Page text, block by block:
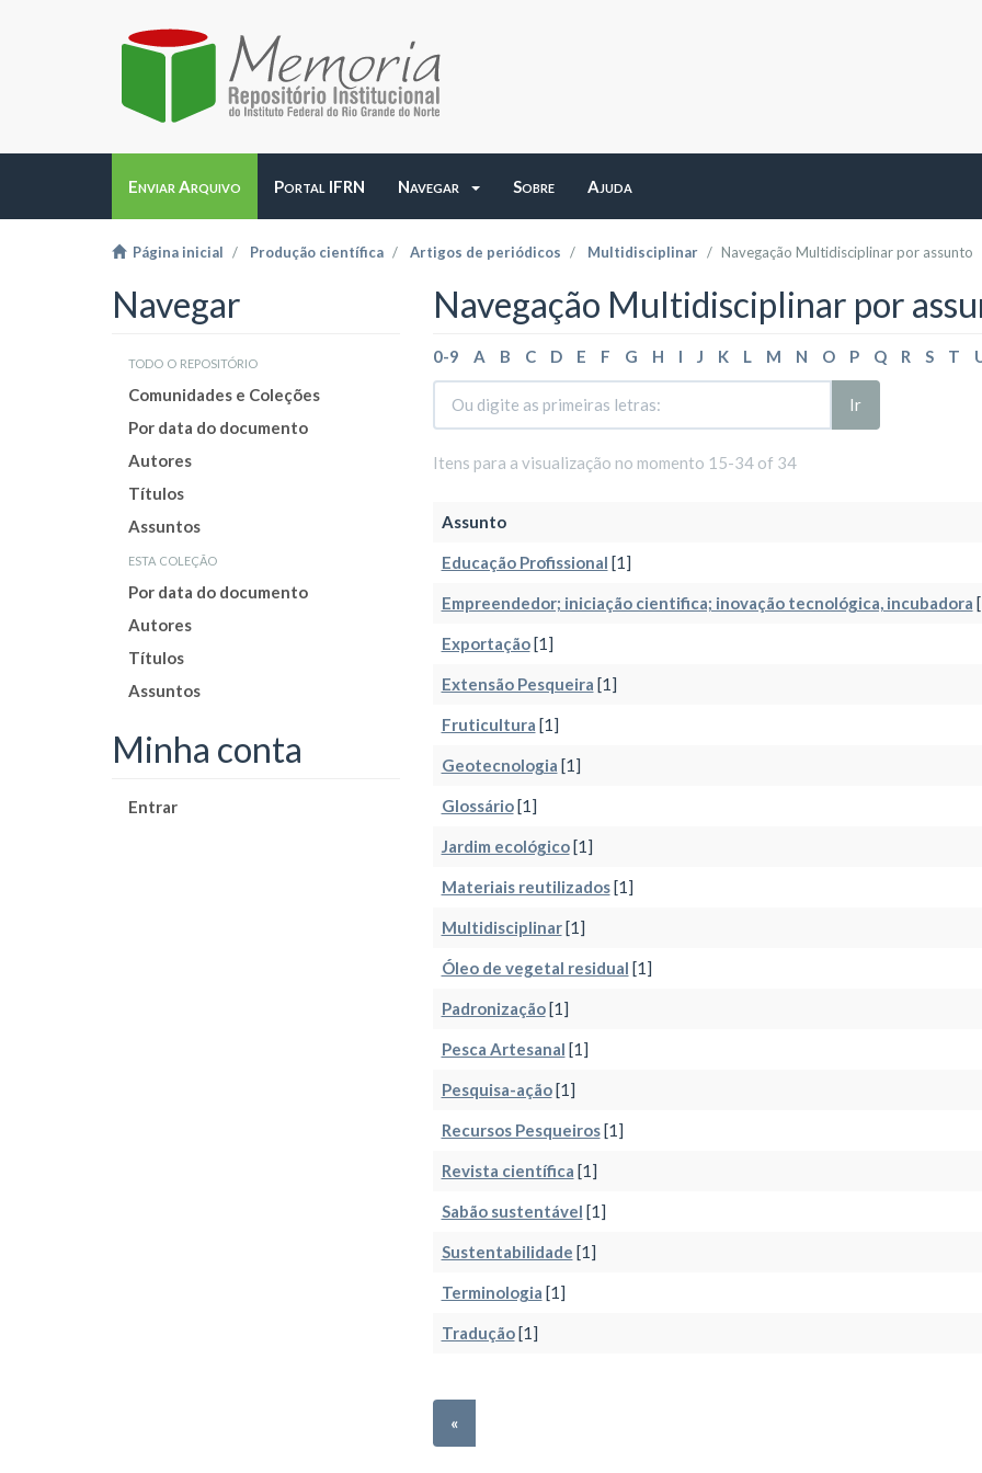
Enviar Arquivo Portal IFRN Navegar Sobre Ajuda
Página inicial Produção científica Artigos de periódicos Multidisciplinar Navegação Multidisciplinar por assunto
Navegar
todo o repositório
Comunidades e Coleções
Por data do documento
Autores
Títulos
Assuntos
esta coleção
Por data do documento
Autores
Títulos
Assuntos
Minha conta
Entrar
Navegação Multidisciplinar por
0-9 A B C D E F G H I J K L M N O P Q R S T
Ir
Itens para a visualização no momento 15-34 of 34
Assunto
Educação Profissional [1]
Empreendedor; iniciação cientifica; inovação tecnológica, incubadora
Exportação[1]
Extensão Pesqueira [1]
Fruticultura [1]
Geotecnologia [1]
Glossário[1]
Jardim ecológico[1]
Materiais reutilizados[1]
Multidisciplinar[1]
Óleo de vegetal residual [1]
Padronização[1]
Pesca Artesanal [1]
Pesquisa-ação[1]
Recursos Pesqueiros[1]
Revista científica [1]
Sabão sustentável [1]
Sustentabilidade [1]
Terminologia [1]
Tradução[1]
«